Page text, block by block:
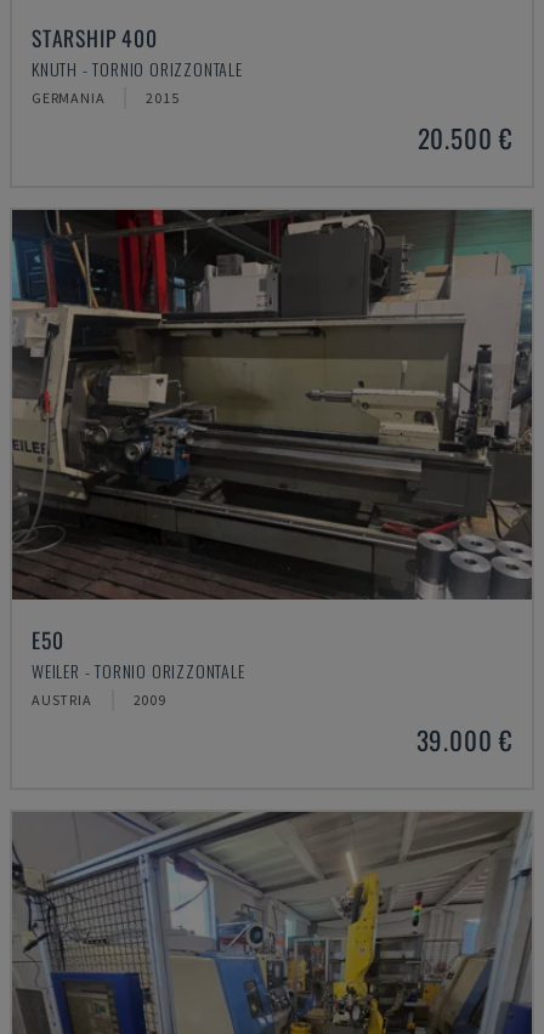
STARSHIP 400
KNUTH - TORNIO ORIZZONTALE
GERMANIA 2015
20.500 €
E50
WEILER - TORNIO ORIZZONTALE
AUSTRIA 2009
39.000 €